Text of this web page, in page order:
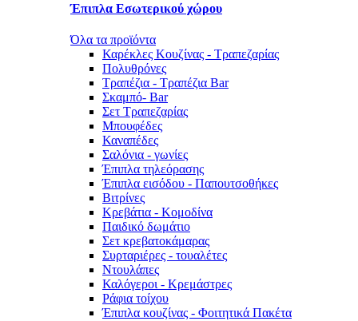
Έπιπλα Εσωτερικού χώρου
Όλα τα προϊόντα
Καρέκλες Κουζίνας - Τραπεζαρίας
Πολυθρόνες
Τραπέζια - Τραπέζια Bar
Σκαμπό- Bar
Σετ Τραπεζαρίας
Μπουφέδες
Καναπέδες
Σαλόνια - γωνίες
Έπιπλα τηλεόρασης
Έπιπλα εισόδου - Παπουτσοθήκες
Βιτρίνες
Κρεβάτια - Κομοδίνα
Παιδικό δωμάτιο
Σετ κρεβατοκάμαρας
Συρταριέρες - τουαλέτες
Ντουλάπες
Καλόγεροι - Κρεμάστρες
Ράφια τοίχου
Έπιπλα κουζίνας - Φοιτητικά Πακέτα